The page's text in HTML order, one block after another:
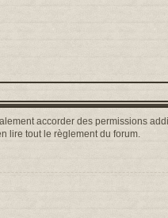
accorder des permissions
lire tout le règlement du forum.